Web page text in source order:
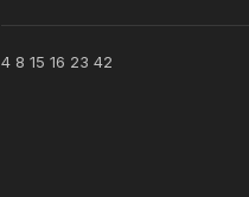
4 8 15 16 23 42